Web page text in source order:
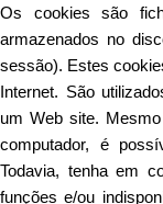
Os cookies são
armazenados no
sessão). Estes
Internet. São
um Web site.
computador, é
Todavia, tenha em
funções e/ou